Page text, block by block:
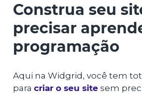
Construa seu
precisar
programação
Aqui na Widgrid, você tem
para criar o seu site sem